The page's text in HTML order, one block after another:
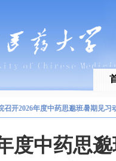
召开2026年度中药思邈班暑期见习
度中药思